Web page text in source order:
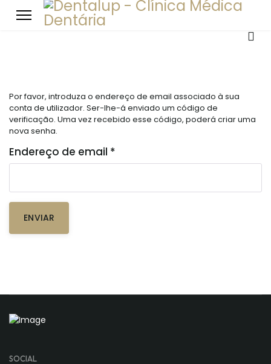
Por favor, introduza o endereço de email associado à sua
conta de utilizador. Ser-lhe-á enviado um código de
verificação. Uma vez recebido esse código, poderá criar uma
nova senha.
Endereço de email *
ENVIAR
SOCIAL